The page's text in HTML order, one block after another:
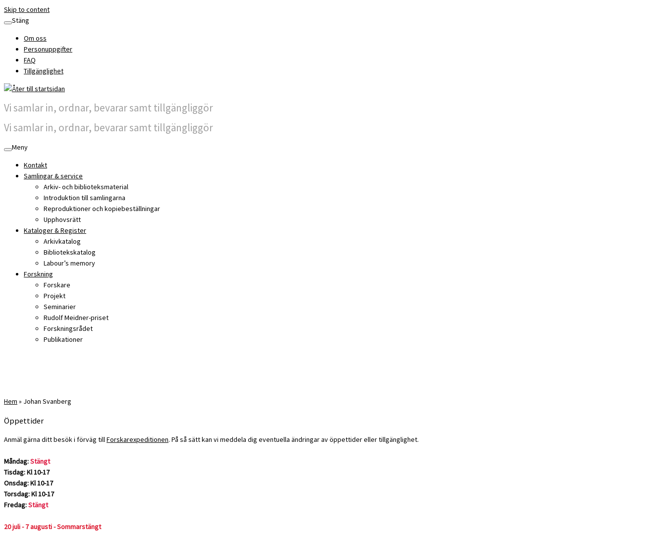
Skip to content
Stäng
Om oss
Personuppgifter
FAQ
Tillgänglighet
Vi samlar in, ordnar, bevarar samt tillgängliggör
Vi samlar in, ordnar, bevarar samt tillgängliggör
Meny
Kontakt
Samlingar & service
Arkiv- och biblioteksmaterial
Introduktion till samlingarna
Reproduktioner och kopiebeställningar
Upphovsrätt
Kataloger & Register
Arkivkatalog
Bibliotekskatalog
Labour’s memory
Forskning
Forskare
Projekt
Seminarier
Rudolf Meidner-priset
Forskningsrådet
Publikationer
Hem » Johan Svanberg
Öppettider
Anmäl gärna ditt besök i förväg tillForskarexpeditionen. På så sätt kan vi meddela dig eventuella ändringar av öppettider eller tillgänglighet.
Måndag:Stängt
Tisdag: Kl 10-17
Onsdag: Kl 10-17
Torsdag: Kl 10-17
Fredag:Stängt
20 juli - 7 augusti - Sommarstängt